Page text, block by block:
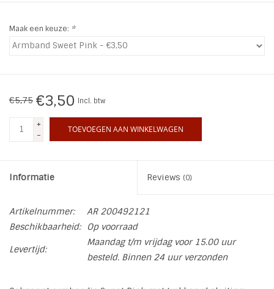
INSPIRATIE
Maak een keuze: *
€5,75 €3,50 Incl. btw
+
-
TOEVOEGEN AAN WINKELWAGEN
Informatie Reviews (0)
Artikelnummer:
AR 200492121
Beschikbaarheid:
Op voorraad
Levertijd:
Maandag t/m vrijdag voor 15.00 uur
besteld. Binnen 24 uur verzonden